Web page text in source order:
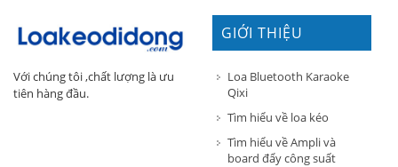
Với chúng tôi ,chất lượng là ưu
tiên hàng đầu.
GIỚI THIỆU
Loa Bluetooth Karaoke
Qixi
Tìm hiểu về loa kéo
Tìm hiểu về Ampli và
board đẩy công suất